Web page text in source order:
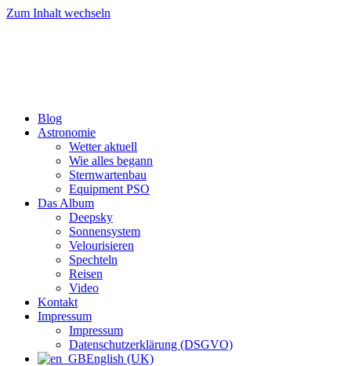
Zum Inhalt wechseln
Blog
Astronomie
Wetter aktuell
Wie alles begann
Sternwartenbau
Equipment PSO
Das Album
Deepsky
Sonnensystem
Velourisieren
Spechteln
Reisen
Video
Kontakt
Impressum
Impressum
Datenschutzerklärung (DSGVO)
English (UK)